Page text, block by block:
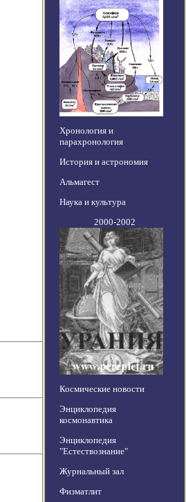
Хронология и
парахронология
История и астрономия
Альмагест
Наука и культура
2000-2002
Космические новости
Энциклопедия
космонавтика
Энциклопедия
"Естествознание"
Журнальный зал
Физматлит